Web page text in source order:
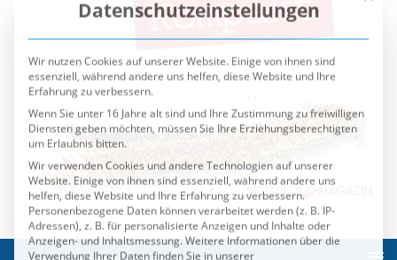
Wenn Sie unter 16 Jahre alt sind und Ihre Zustimmung zu freiwilligen
Diensten geben möchten, müssen Sie Ihre Erziehungsberechtigten
um Erlaubnis bitten.
Wir verwenden Cookies und andere Technologien auf unserer
Website. Einige von ihnen sind essenziell, während andere uns
helfen, diese Website und Ihre Erfahrung zu verbessern.
Personenbezogene Daten können verarbeitet werden (z. B. IP-
Adressen), z. B. für personalisierte Anzeigen und Inhalte oder
Anzeigen- und Inhaltsmessung.Weitere Informationen über die
Verwendung Ihrer Daten finden Sie in unserer
Datenschutzerklärung.Sie können Ihre Auswahl jederzeit unter
Einstellungenwiderrufen oder anpassen.
Es folgt eine Liste der Service-Gruppen, für die eine
Essenziell
Externe Medien